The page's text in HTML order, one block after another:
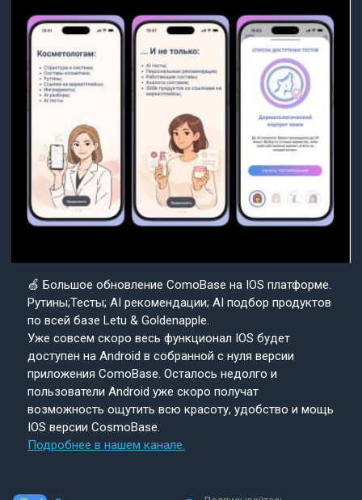
🍏 Большое обновление ComoBase на IOS платформе.
Рутины;Тесты; AI рекомендации; AI подбор продуктов
по всей базе Letu & Goldenapple.
Уже совсем скоро весь функционал IOS будет
доступен на Android в собранной с нуля версии
приложения ComoBase. Осталось недолго и
пользователи Android уже скоро получат
возможность ощутить всю красоту, удобство и мощь
IOS версии CosmoBase.
Подробнее в нашем канале.